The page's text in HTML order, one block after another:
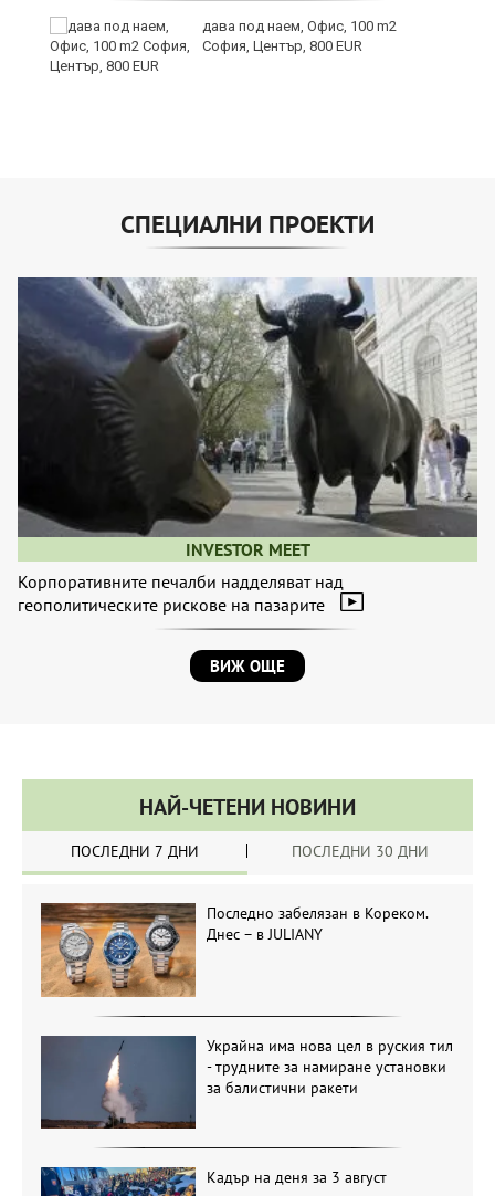
дава под наем, Офис, 100 m2
София, Център, 800 EUR
СПЕЦИАЛНИ ПРОЕКТИ
INVESTOR MEET
Корпоративните печалби надделяват над
геополитическите рискове на пазарите
ВИЖ ОЩЕ
НАЙ-ЧЕТЕНИ НОВИНИ
ПОСЛЕДНИ 7 ДНИ ПОСЛЕДНИ 30 ДНИ
Последно забелязан в Кореком.
Днес – в JULIANY
Украйна има нова цел в руския тил
- трудните за намиране установки
за балистични ракети
Кадър на деня за 3 август